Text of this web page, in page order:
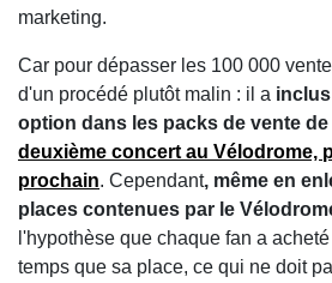
marketing.
Car pour dépasser les 100 000
d'un procédé plutôt malin : il a
option dans les packs de vente
deuxième concert au Vélodrome,
prochain. Cependant, même en
places contenues par le
l'hypothèse que chaque fan a
temps que sa place, ce qui ne doit